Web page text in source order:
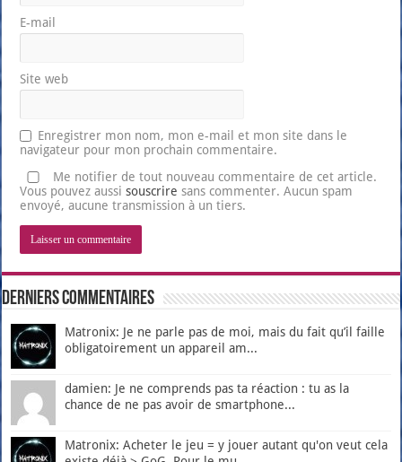
E-mail
Site web
Enregistrer mon nom, mon e-mail et mon site dans le
navigateur pour mon prochain commentaire.
Me notifier de tout nouveau commentaire de cet article.
Vous pouvez aussisouscrire sans commenter. Aucun spam
envoyé, aucune transmission à un tiers.
Derniers Commentaires
Matronix: Je ne parle pas de moi, mais du fait qu’il faille
obligatoirement un appareil am...
damien: Je ne comprends pas ta réaction : tu as la
chance de ne pas avoir de smartphone...
Matronix: Acheter le jeu = y jouer autant qu'on veut cela